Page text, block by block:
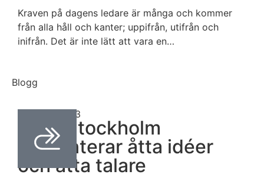
Kraven på dagens ledare är många och kommer
från alla håll och kanter; uppifrån, utifrån och
inifrån. Det är inte lätt att vara en…
Blogg
mars 31, 2023
TEDxStockholm
presenterar åtta idéer
och åtta talare